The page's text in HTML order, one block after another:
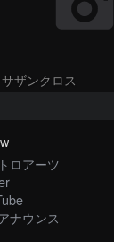
サザンクロス
ロアーツ
ナウンス